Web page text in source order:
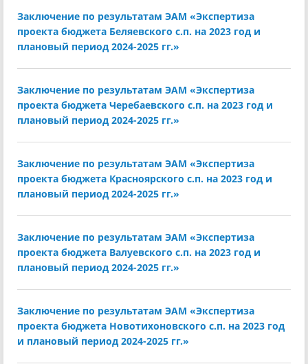
Заключение по результатам ЭАМ «Экспертиза
проекта бюджета Беляевского с.п. на 2023 год и
плановый период 2024-2025 гг.»
Заключение по результатам ЭАМ «Экспертиза
проекта бюджета Черебаевского с.п. на 2023 год и
плановый период 2024-2025 гг.»
Заключение по результатам ЭАМ «Экспертиза
проекта бюджета Красноярского с.п. на 2023 год и
плановый период 2024-2025 гг.»
Заключение по результатам ЭАМ «Экспертиза
проекта бюджета Валуевского с.п. на 2023 год и
плановый период 2024-2025 гг.»
Заключение по результатам ЭАМ «Экспертиза
проекта бюджета Новотихоновского с.п. на 2023 год
и плановый период 2024-2025 гг.»